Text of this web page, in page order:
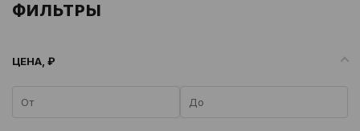
ФИЛЬТРЫ
ЦЕНА, ₽